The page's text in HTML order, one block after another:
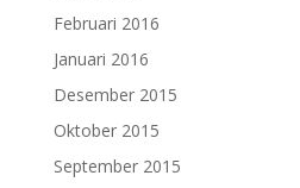
Februari 2016
Januari 2016
Desember 2015
Oktober 2015
September 2015